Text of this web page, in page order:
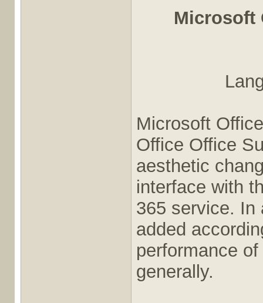
Microsoft
Microsoft
Office Office
aesthetic
interface with
365 service. In
added
performance
generally.